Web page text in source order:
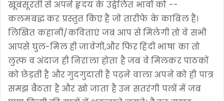
खूबसूरती से अपने हृदय के उद्वेलित भावों को --
कलमबद्ध कर प्रस्तुत किए हैं जो तारीफे के काबिल हैं।
लिखित कहानी/कविताएं जब आप से मिलेगी तो वे सभी
आपसे घुल-मिल ही जावेगी,और फिर हिंदी भाषा का तो
लुत्फ व अंदाज ही निराला होता है जब वे मिलकर पाठकों
को छेड़ती है और गुदगुदाती हैं पढ़ने वाला अपने को ही पात्र
समझ बैठता है और खो जाता है उन सतरंगी पलों में जब